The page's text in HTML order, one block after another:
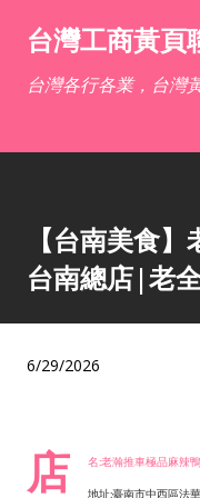
台灣工商黃頁
台灣各行各業，台灣
【台南美食
台南總店|老
6/29/2026
店 名:老瀚推車極品麻辣
地址:臺南市中西區法